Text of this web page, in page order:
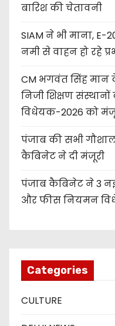
बारिश की चेतावनी
SIAM ने भी माना,
नमी से वाहन हो रहे
CM भगवंत सिंह
निजी शिक्षण
विधेयक-2026 को
पंजाब की सभी
कैबिनेट ने दी मंजूरी
पंजाब कैबिनेट ने 3
और फीस नियमन
Categories
CULTURE